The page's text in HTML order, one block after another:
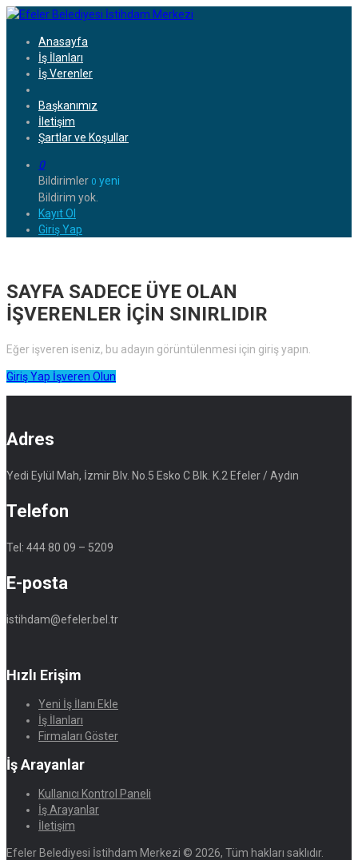
Anasayfa
İş İlanları
İş Verenler
Başkanımız
İletişim
Şartlar ve Koşullar
0
Bildirimler 0 yeni
Bildirim yok.
Kayıt Ol
Giriş Yap
SAYFA SADECE ÜYE OLAN
İŞVERENLER İÇİN SINIRLIDIR
Eğer işveren iseniz, bu adayın görüntülenmesi için giriş yapın.
Giriş Yap İşveren Olun
Adres
Yedi Eylül Mah, İzmir Blv. No.5 Esko C Blk. K.2 Efeler / Aydın
Telefon
Tel: 444 80 09 – 5209
E-posta
istihdam@efeler.bel.tr
Hızlı Erişim
Yeni İş İlanı Ekle
İş İlanları
Firmaları Göster
İş Arayanlar
Kullanıcı Kontrol Paneli
İş Arayanlar
İletişim
Efeler Belediyesi İstihdam Merkezi © 2026, Tüm hakları saklıdır.